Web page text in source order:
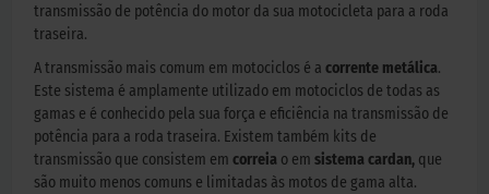
transmissão de potência do motor da sua motocicleta para a roda
traseira.
A transmissão mais comum em motociclos é a corrente metálica.
Este sistema é amplamente utilizado em motociclos de todas as
gamas e é conhecido pela sua força e eficiência na transmissão de
potência para a roda traseira. Existem também kits de
transmissão que consistem em correia o em sistema cardan, que
são muito menos comuns e limitadas às motos de gama alta.